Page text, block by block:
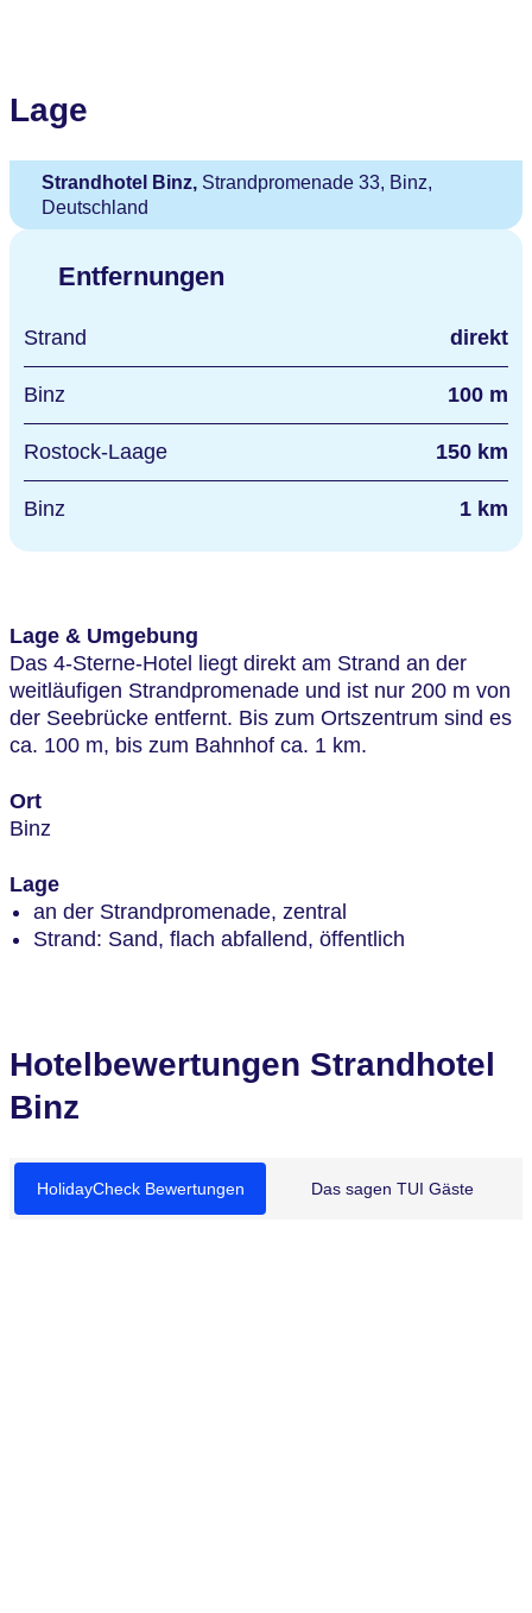
Lage
Strandhotel Binz,Strandpromenade 33, Binz,
Deutschland
Entfernungen
Strand direkt
Binz 100 m
Rostock-Laage 150 km
Binz 1 km
Lage & Umgebung
Das 4-Sterne-Hotel liegt direkt am Strand an der
weitläufigen Strandpromenade und ist nur 200 m von
der Seebrücke entfernt. Bis zum Ortszentrum sind es
ca. 100 m, bis zum Bahnhof ca. 1 km.
Ort
Binz
Lage
an der Strandpromenade, zentral
Strand: Sand, flach abfallend, öffentlich
Hotelbewertungen Strandhotel
Binz
HolidayCheck Bewertungen Das sagen TUI Gäste